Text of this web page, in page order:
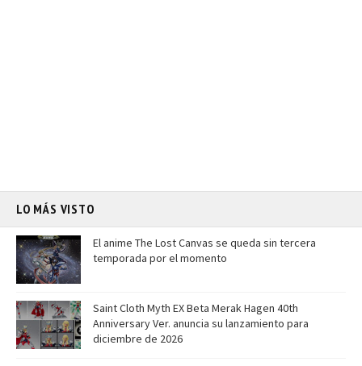
LO MÁS VISTO
El anime The Lost Canvas se queda sin tercera
temporada por el momento
Saint Cloth Myth EX Beta Merak Hagen 40th
Anniversary Ver. anuncia su lanzamiento para
diciembre de 2026